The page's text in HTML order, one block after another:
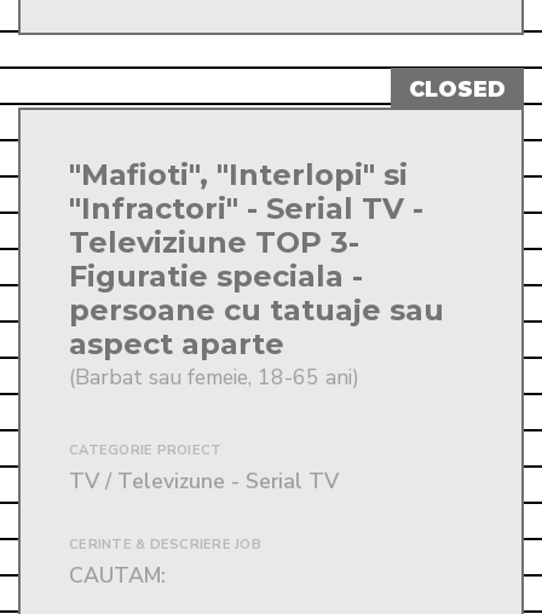
"Mafioti", "Interlopi" si
"Infractori" - Serial TV -
Televiziune TOP 3-
Figuratie speciala -
persoane cu tatuaje sau
aspect aparte
(Barbat sau femeie, 18-65 ani)
CATEGORIE PROIECT
TV / Televizune - Serial TV
CERINTE & DESCRIERE JOB
CAUTAM: